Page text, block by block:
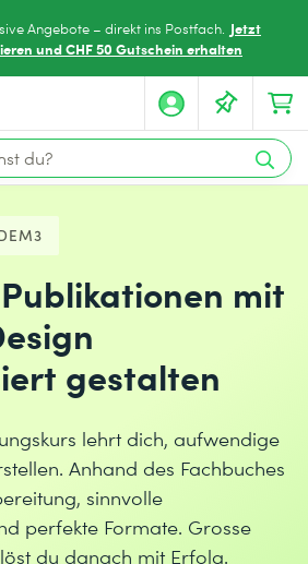
Angebote – direkt ins Postfach. Jetzt
und CHF 50 Gutschein erhalten
mit
gestalten
lehrt dich, aufwendige
Anhand des Fachbuches
sinnvolle
perfekte Formate. Grosse
du danach mit Erfolg.